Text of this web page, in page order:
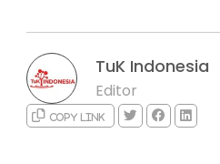
TuK Indonesia
Editor
Copy link